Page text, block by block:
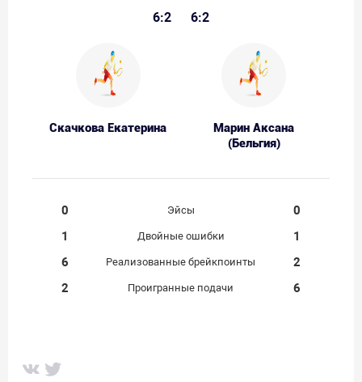
6:2 6:2
Скачкова Екатерина
Марин Аксана
(Бельгия)
0 Эйсы
0
1
Двойные ошибки
1
6
Реализованные брейкпоинты
2
2
Проигранные подачи 6